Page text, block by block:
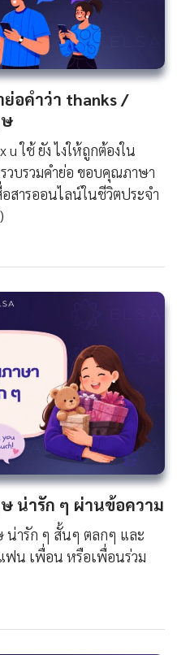
ย่อคำว่า thanks /
ใช้ ยัง ไงให้ถูกต้องใน
วบรวมคำย่อ ขอบคุณภาษา
สารออนไลน์ในชีวิตประจำ
น่ารัก ๆ ผ่านข้อความ
น่ารัก ๆ สั้นๆ ตลกๆ และ
ฟน เพื่อน หรือเพื่อนร่วม